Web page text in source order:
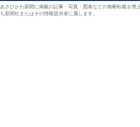
あさひかわ新聞に掲載の記事・写真・図表などの無断転載を禁
ち新聞社またはその情報提供者に属します。